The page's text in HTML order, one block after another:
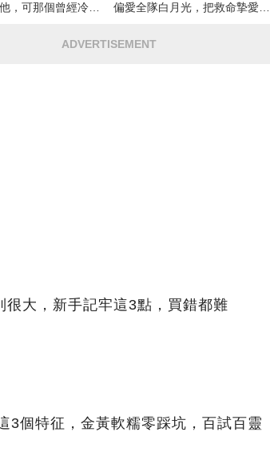
，可那個曾經冷漠
偏愛全隊白月光，把救命摯愛當
ADVERTISEMENT
大，新手記牢這3點，買錯都難
3個特征，金黃軟糯零踩坑，百試百靈